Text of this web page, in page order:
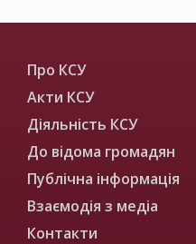
Про КСУ
Акти КСУ
Діяльність КСУ
До відома громадян
Публічна інформація
Взаємодія з медіа
Контакти